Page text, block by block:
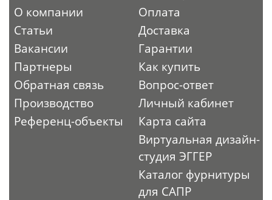
О компании
Статьи
Вакансии
Партнеры
Обратная связь
Производство
Референц-объекты
Оплата
Доставка
Гарантии
Как купить
Вопрос-ответ
Личный кабинет
Карта сайта
Виртуальная дизайн-
студия ЭГГЕР
Каталог фурнитуры
для САПР